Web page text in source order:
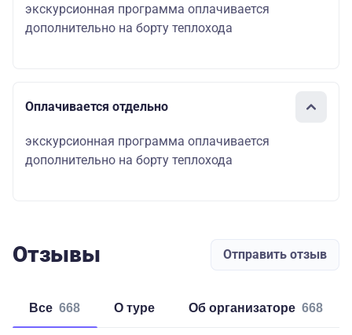
экскурсионная программа оплачивается
дополнительно на борту теплохода
Оплачивается отдельно
экскурсионная программа оплачивается
дополнительно на борту теплохода
Отзывы Отправить отзыв
Все 668 о туре об организаторе 668